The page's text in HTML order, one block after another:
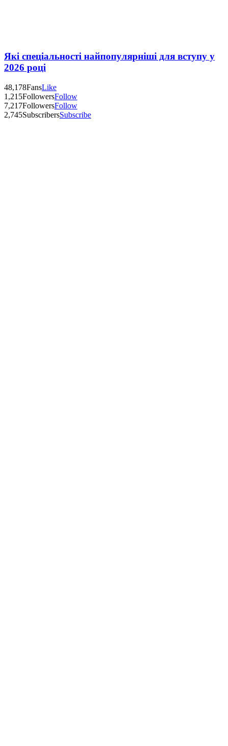
Які спеціальності найпопулярніші для вступу у
2026 році
48,178FansLike
1,215FollowersFollow
7,217FollowersFollow
2,745SubscribersSubscribe